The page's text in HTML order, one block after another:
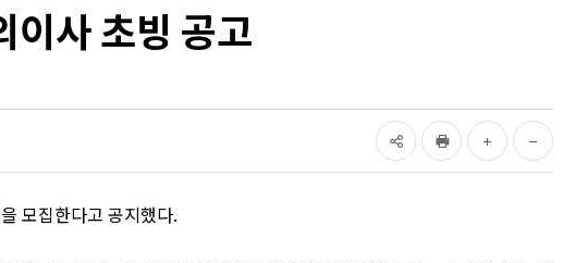
이사 초빙 공고
모집한다고 공지했다.